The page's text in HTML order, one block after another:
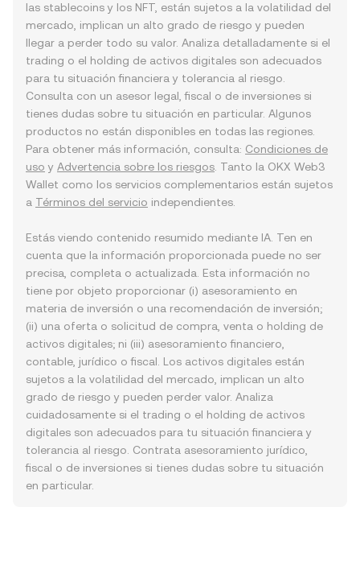
las stablecoins y los NFT, están sujetos a la volatilidad del
mercado, implican un alto grado de riesgo y pueden
llegar a perder todo su valor. Analiza detalladamente si el
trading o el holding de activos digitales son adecuados
para tu situación financiera y tolerancia al riesgo.
Consulta con un asesor legal, fiscal o de inversiones si
tienes dudas sobre tu situación en particular. Algunos
productos no están disponibles en todas las regiones.
Para obtener más información, consulta: Condiciones de
uso y Advertencia sobre los riesgos . Tanto la OKX Web3
Wallet como los servicios complementarios están sujetos
a Términos del servicio independientes.
Estás viendo contenido resumido mediante IA. Ten en
cuenta que la información proporcionada puede no ser
precisa, completa o actualizada. Esta información no
tiene por objeto proporcionar (i) asesoramiento en
materia de inversión o una recomendación de inversión;
(ii) una oferta o solicitud de compra, venta o holding de
activos digitales; ni (iii) asesoramiento financiero,
contable, jurídico o fiscal. Los activos digitales están
sujetos a la volatilidad del mercado, implican un alto
grado de riesgo y pueden perder valor. Analiza
cuidadosamente si el trading o el holding de activos
digitales son adecuados para tu situación financiera y
tolerancia al riesgo. Contrata asesoramiento jurídico,
fiscal o de inversiones si tienes dudas sobre tu situación
en particular.